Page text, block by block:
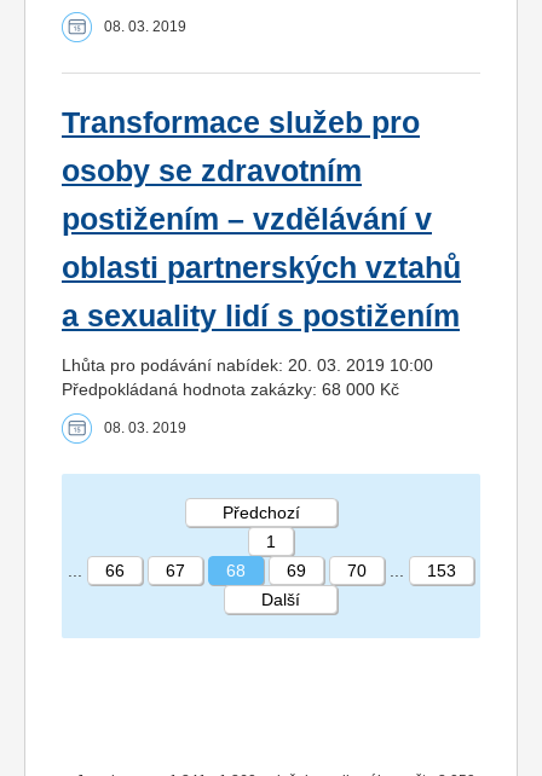
08. 03. 2019
Transformace služeb pro
osoby se zdravotním
postižením – vzdělávání v
oblasti partnerských vztahů
a sexuality lidí s postižením
Lhůta pro podávání nabídek: 20. 03. 2019 10:00
Předpokládaná hodnota zakázky: 68 000 Kč
08. 03. 2019
STRÁNKA 68 153
Předchozí
1
66 67 68 69 70
153
Další